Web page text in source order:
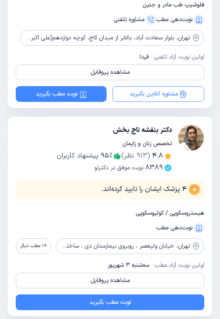
فلوشیپ طب مادر و جنین
نوبت‌دهی مطب
مشاوره‌ تلفنی
تهران، بلوار سعادت آباد، بالاتر از میدان کاج، کوچه دوازدهم(علی اکبری)، پلاک 24، طبقه 2، واحد 6
اولین نوبت آزاد تلفنی: فردا
مشاهده پروفایل
مشاوره آنلاین بگیرید نوبت مطب بگیرید
دکتر بنفشه تاج بخش
تخصص زنان و زایمان
4.8
(
913 نظر) 95٪
پیشنهاد کاربران
8389 نوبت موفق در دکترتو
4 پزشک ایشان را تایید کرده‌اند.
هیستروسکوپی / کولپوسکوپی
نوبت‌دهی مطب
تهران، خیابان ولیعصر ، روبروی بیمارستان دی ، ساختمان پزشکان 2000 ، طبقه 6 +
1 مطب دیگر
اولین نوبت آزاد مطب: سه‌شنبه 3 شهریور
مشاهده پروفایل
نوبت مطب بگیرید